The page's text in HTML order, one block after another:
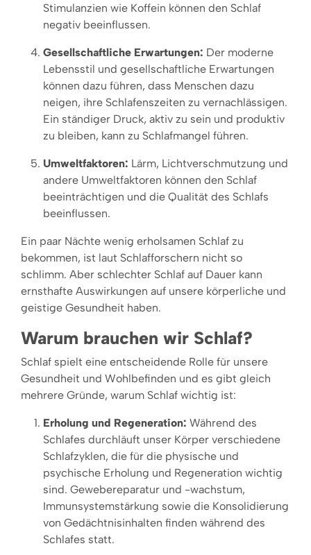
Stimulanzien wie Koffein können den Schlaf
negativ beeinflussen.
Gesellschaftliche Erwartungen: Der moderne
Lebensstil und gesellschaftliche Erwartungen
können dazu führen, dass Menschen dazu
neigen, ihre Schlafenszeiten zu vernachlässigen.
Ein ständiger Druck, aktiv zu sein und produktiv
zu bleiben, kann zu Schlafmangel führen.
Umweltfaktoren: Lärm, Lichtverschmutzung und
andere Umweltfaktoren können den Schlaf
beeinträchtigen und die Qualität des Schlafs
beeinflussen.
Ein paar Nächte wenig erholsamen Schlaf zu
bekommen, ist laut Schlafforschern nicht so
schlimm. Aber schlechter Schlaf auf Dauer kann
ernsthafte Auswirkungen auf unsere körperliche und
geistige Gesundheit haben.
Warum brauchen wir Schlaf?
Schlaf spielt eine entscheidende Rolle für unsere
Gesundheit und Wohlbefinden und es gibt gleich
mehrere Gründe, warum Schlaf wichtig ist:
Erholung und Regeneration: Während des
Schlafes durchläuft unser Körper verschiedene
Schlafzyklen, die für die physische und
psychische Erholung und Regeneration wichtig
sind. Gewebereparatur und -wachstum,
Immunsystemstärkung sowie die Konsolidierung
von Gedächtnisinhalten finden während des
Schlafes statt.